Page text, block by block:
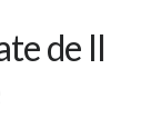
de Il